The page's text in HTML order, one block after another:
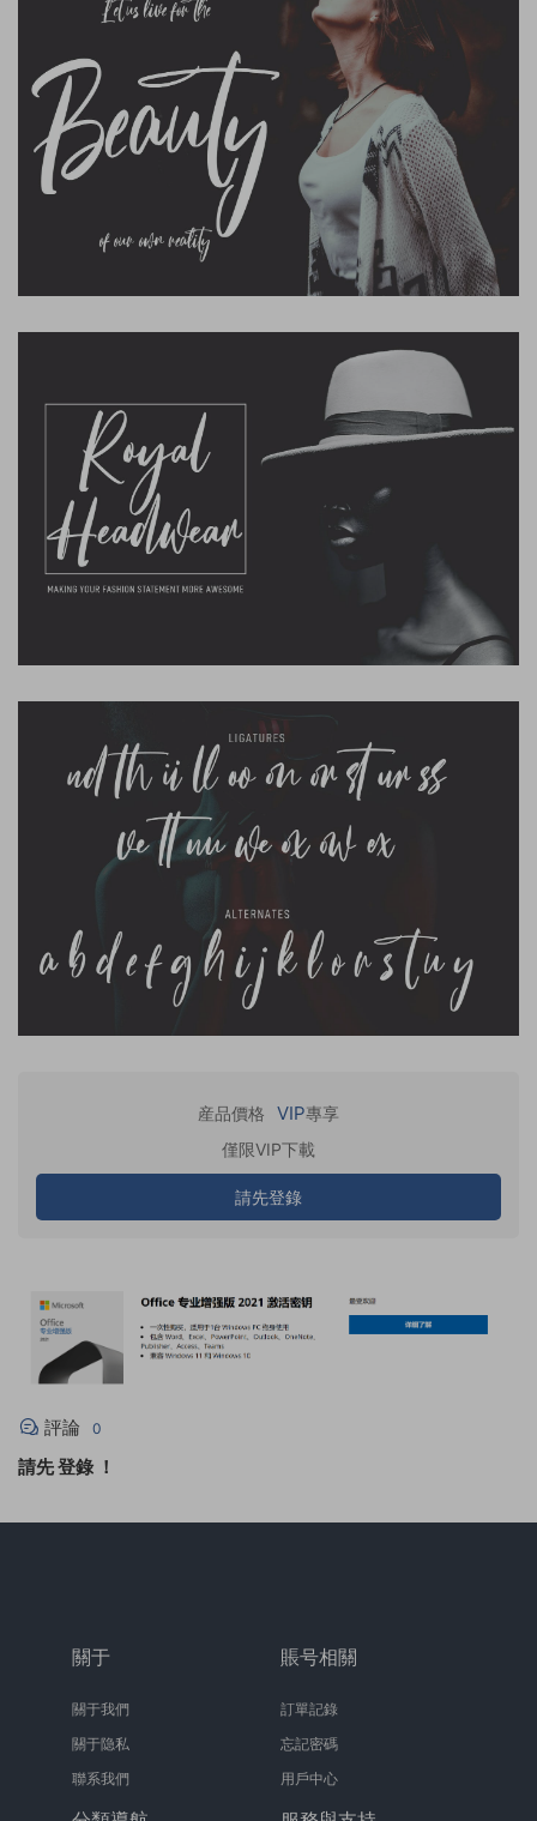
産品價格 VIP專享
僅限VIP下載
請先登錄
評論 0
請先登錄 ！
關于
關于我們
關于隐私
聯系我們
賬号相關
訂單記錄
忘記密碼
用戶中心